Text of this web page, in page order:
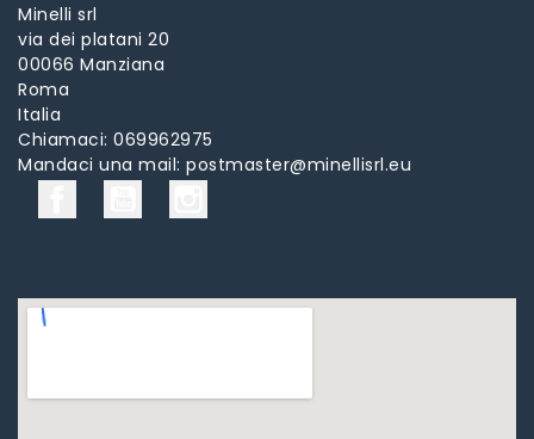
Minelli srl
via dei platani 20
00066 Manziana
Roma
Italia
Chiamaci: 069962975
Mandaci una mail: postmaster@minellisrl.eu